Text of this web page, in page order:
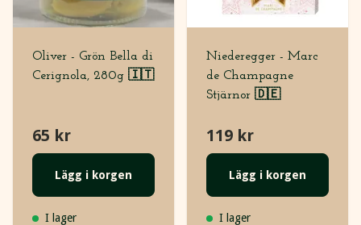
Oliver - Grön Bella di
Cerignola, 280g 🇮🇹
65 kr
Lägg i korgen
I lager
Niederegger - Marc
de Champagne
Stjärnor 🇩🇪
119 kr
Lägg i korgen
I lager